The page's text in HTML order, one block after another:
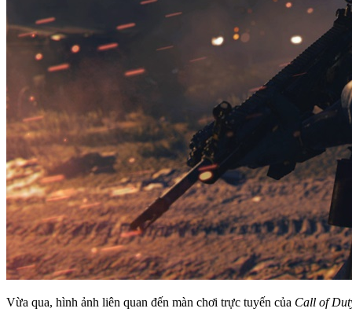
Vừa qua, hình ảnh liên quan đến màn chơi trực tuyến của Call of